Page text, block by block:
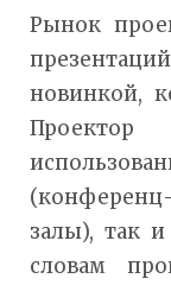
Рынок
новинкой,
залы), так
словам